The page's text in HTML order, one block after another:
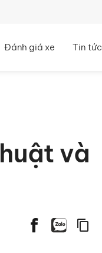
Đánh giá xe Tin tức
và